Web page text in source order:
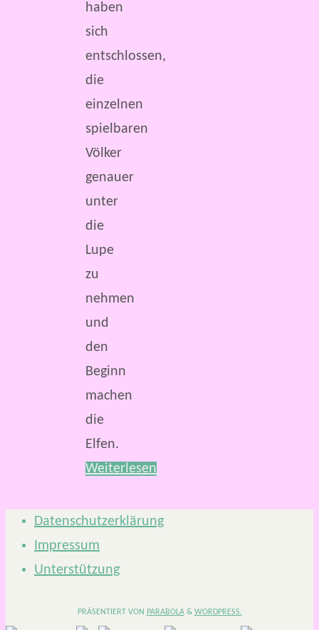
haben
sich
entschlossen,
die
einzelnen
spielbaren
Völker
genauer
unter
die
Lupe
zu
nehmen
und
den
Beginn
machen
die
Elfen.
Weiterlesen
Datenschutzerklärung
Impressum
Unterstützung
PRÄSENTIERT VON PARABOLA& WORDPRESS.